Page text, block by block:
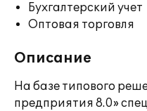
Бухгалтерский учет
Оптовая торговля
Описание
На базе типового
предприятия 8.0»